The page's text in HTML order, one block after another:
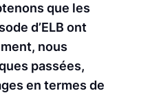
que les
d’ELB ont
nous
passées,
en termes de